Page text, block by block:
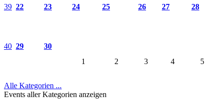
39 22 23 24 25 26 27 28
40 29
30
1
2 3 4 5
Alle Kategorien ...
Events aller Kategorien anzeigen